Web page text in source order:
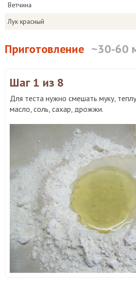
Ветчина
Лук красный
Приготовление ~30-60
Шаг 1 из 8
Для теста нужно смешать муку,
масло, соль, сахар, дрожжи.